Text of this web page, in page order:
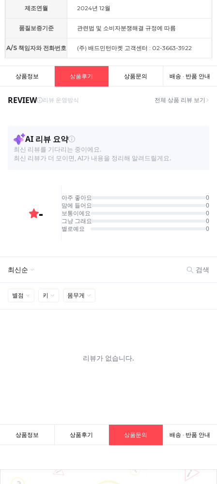
제조연월 2024년 12월
품질보증기준 관련법 및 소비자분쟁해결 규정에 따름
A/S 책임자와 전화번호 (주) 배드민턴마켓 고객센터 : 02-3663-3922
상품정보 상품후기 상품문의 배송 · 반품 안내
상품정보 상품후기 상품문의 배송 · 반품 안내